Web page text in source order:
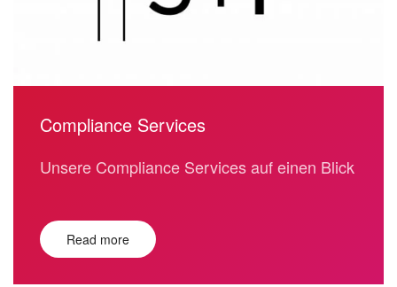
Compliance Services
Unsere Compliance Services auf einen Blick
Read more